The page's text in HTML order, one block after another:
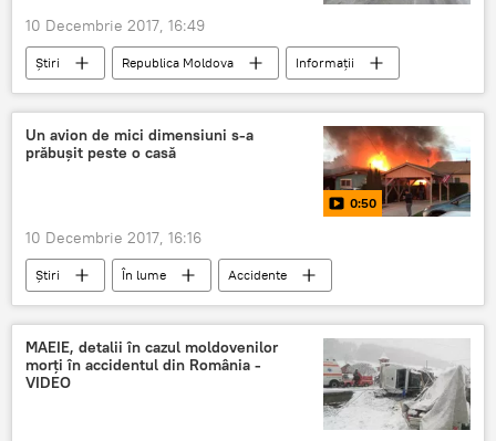
10 Decembrie 2017, 16:49
Știri Republica Moldova
Informații
Meteo
INP
drumuri
ninsoare
material antiderapant
autospeciale
Accidente
Un avion de mici dimensiuni s-a
prăbuşit peste o casă
0:50
10 Decembrie 2017, 16:16
Știri În lume
Accidente
Multimedia
Video
SUA
prabusit
casa
MAEIE, detalii în cazul moldovenilor
morţi în accidentul din România -
VIDEO